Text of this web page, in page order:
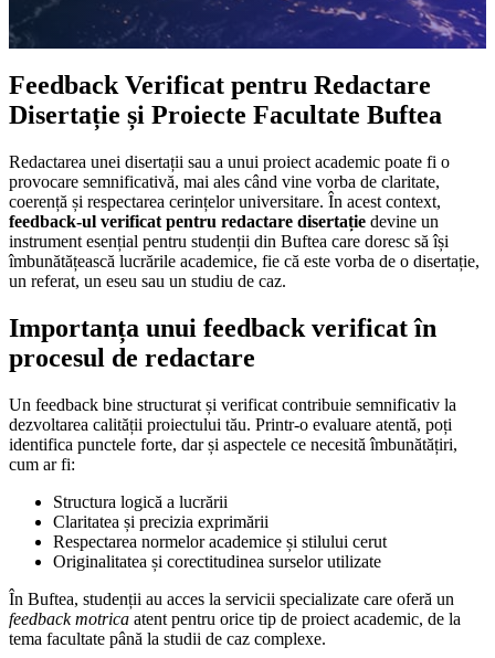
Feedback Verificat pentru Redactare
Disertație și Proiecte Facultate Buftea
Redactarea unei disertații sau a unui proiect academic poate fi o
provocare semnificativă, mai ales când vine vorba de claritate,
coerență și respectarea cerințelor universitare. În acest context,
feedback-ul verificat pentru redactare disertație devine un
instrument esențial pentru studenții din Buftea care doresc să își
îmbunătățească lucrările academice, fie că este vorba de o disertație,
un referat, un eseu sau un studiu de caz.
Importanța unui feedback verificat în
procesul de redactare
Un feedback bine structurat și verificat contribuie semnificativ la
dezvoltarea calității proiectului tău. Printr-o evaluare atentă, poți
identifica punctele forte, dar și aspectele ce necesită îmbunătățiri,
cum ar fi:
Structura logică a lucrării
Claritatea și precizia exprimării
Respectarea normelor academice și stilului cerut
Originalitatea și corectitudinea surselor utilizate
În Buftea, studenții au acces la servicii specializate care oferă un
feedback motrica atent pentru orice tip de proiect academic, de la
tema facultate până la studii de caz complexe.